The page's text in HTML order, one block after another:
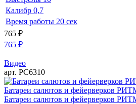
Калибр 0,7
Время работы 20 сек
765 ₽
765 ₽
Видео
арт. РС6310
Батареи салютов и фейерверков
Батареи салютов и фейерверков